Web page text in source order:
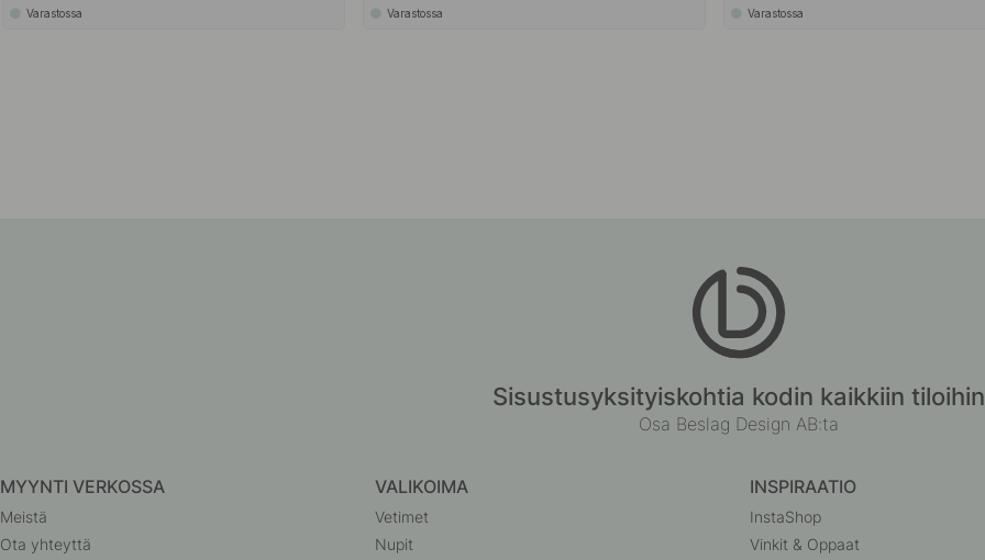
Varastossa Varastossa Varastossa
Sisustusyksityiskohtia kodin kaikkiin tiloihin
Osa Beslag Design AB:ta
MYYNTI VERKOSSA
Meistä
Ota yhteyttä
VALIKOIMA
Vetimet
Nupit
INSPIRAATIO
InstaShop
Vinkit & Oppaat